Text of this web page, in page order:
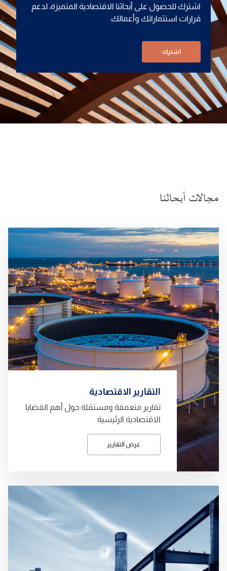
اشترك للحصول على أبحاثنا الاقتصادية المتميزة، لدعم
قرارات استثماراتك وأعمالك.
اشترك
مجالات أبحاثنا
التقارير الاقتصادية
تقارير متعمقة ومستقلة حول أهم القضايا
الاقتصادية الرئيسية
عرض التقارير